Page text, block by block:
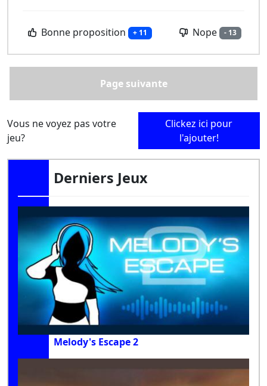
Bonne proposition + 11 Nope - 13
Page suivante
Vous ne voyez pas votre
jeu?
Clickez ici pour
l'ajouter!
Derniers Jeux
Melody's Escape 2